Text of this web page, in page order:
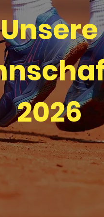
Unsere
2026